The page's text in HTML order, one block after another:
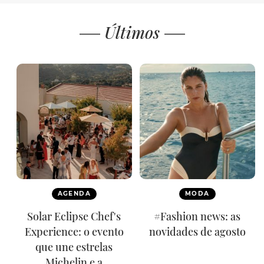
Últimos
AGENDA
Solar Eclipse Chef's
Experience: o evento
que une estrelas
MODA
#Fashion news: as
novidades de agosto